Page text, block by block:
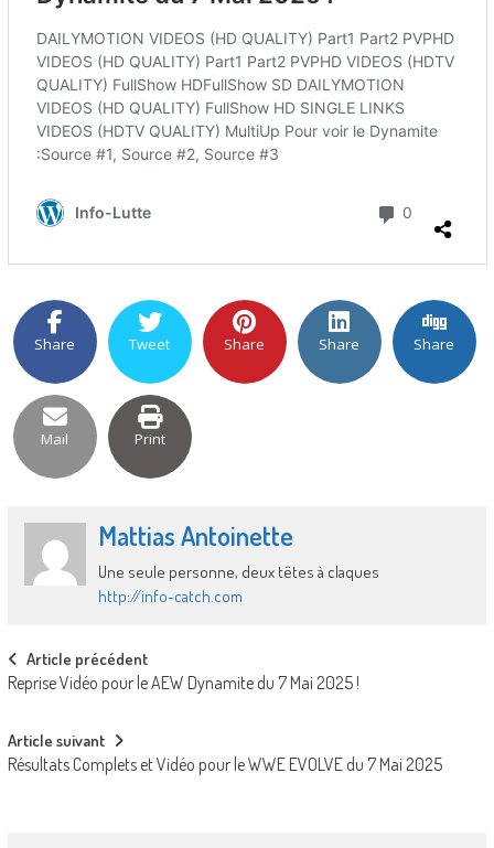
Share Tweet Share Share Share
Mail Print
Mattias Antoinette
Une seule personne, deux têtes à claques
http://info-catch.com
Post
navigation
Article précédent
Reprise Vidéo pour le AEW Dynamite du 7 Mai 2025 !
Article suivant
Résultats Complets et Vidéo pour le WWE EVOLVE du 7 Mai 2025